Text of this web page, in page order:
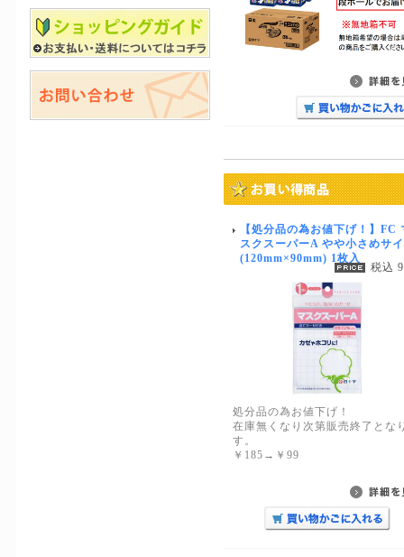
【処分品の為お値下げ！】FC
スクスーパーA やや小さめサ
(120mm×90mm) 1枚入
税込
処分品の為お値下げ！
在庫無くなり次第販売終了とな
す。
￥185→￥99